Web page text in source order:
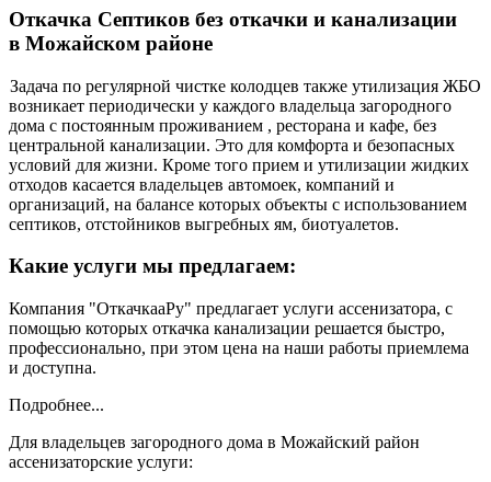
Откачка Септиков без откачки и канализации
в Можайском районе
Задача по регулярной чистке колодцев также утилизация ЖБО
возникает периодически у каждого владельца загородного
дома с постоянным проживанием , ресторана и кафе, без
центральной канализации. Это для комфорта и безопасных
условий для жизни. Кроме того прием и утилизации жидких
отходов касается владельцев автомоек, компаний и
организаций, на балансе которых объекты с использованием
септиков, отстойников выгребных ям, биотуалетов.
Какие услуги мы предлагаем:
Компания "ОткачкааРу" предлагает услуги ассенизатора, с
помощью которых откачка канализации решается быстро,
профессионально, при этом цена на наши работы приемлема
и доступна.
Подробнее...
Для владельцев загородного дома в Можайский район
ассенизаторские услуги: